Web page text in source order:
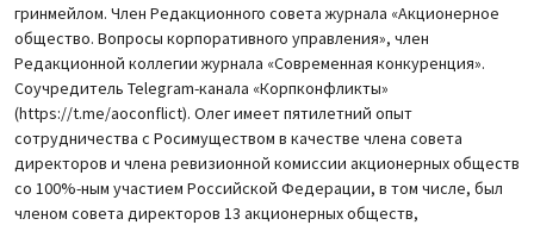
гринмейлом. Член Редакционного совета журнала «Акционерное
общество. Вопросы корпоративного управления», член
Редакционной коллегии журнала «Современная конкуренция».
Соучредитель Telegram-канала «Корпконфликты»
(https://t.me/aoconflict). Олег имеет пятилетний опыт
сотрудничества с Росимуществом в качестве члена совета
директоров и члена ревизионной комиссии акционерных обществ
со 100%-ным участием Российской Федерации, в том числе, был
членом совета директоров 13 акционерных обществ,